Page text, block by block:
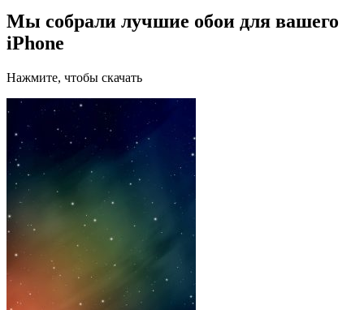
Мы собрали лучшие обои для вашего
iPhone
Нажмите, чтобы скачать